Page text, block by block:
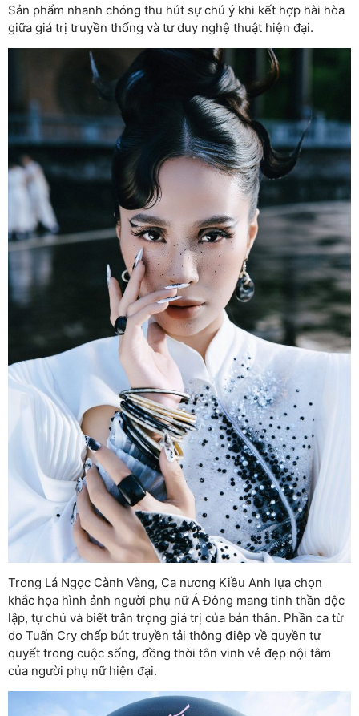
Sản phẩm nhanh chóng thu hút sự chú ý khi kết hợp hài hòa
giữa giá trị truyền thống và tư duy nghệ thuật hiện đại.
Trong Lá Ngọc Cành Vàng, Ca nương Kiều Anh lựa chọn
khắc họa hình ảnh người phụ nữ Á Đông mang tinh thần độc
lập, tự chủ và biết trân trọng giá trị của bản thân. Phần ca từ
do Tuấn Cry chấp bút truyền tải thông điệp về quyền tự
quyết trong cuộc sống, đồng thời tôn vinh vẻ đẹp nội tâm
của người phụ nữ hiện đại.